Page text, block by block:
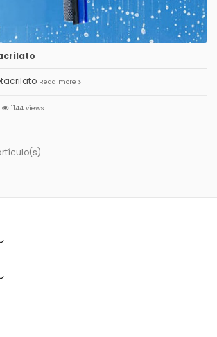
Read more
1144 views